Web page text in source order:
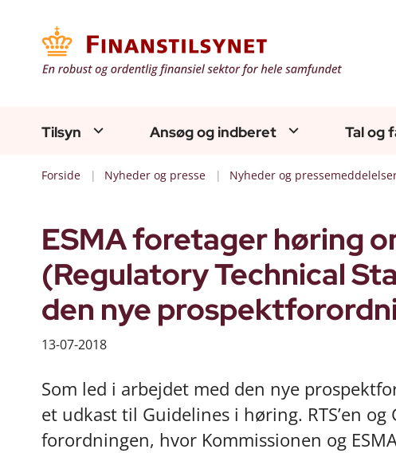
Tilsyn Ansøg og indberet Tal og
Forside Nyheder og presse Nyheder og
ESMA foretager høring
(Regulatory Technical
den nye
13-07-2018
Som led i arbejdet med den nye
et udkast til Guidelines i høring. RTS’en
forordningen, hvor Kommissionen og